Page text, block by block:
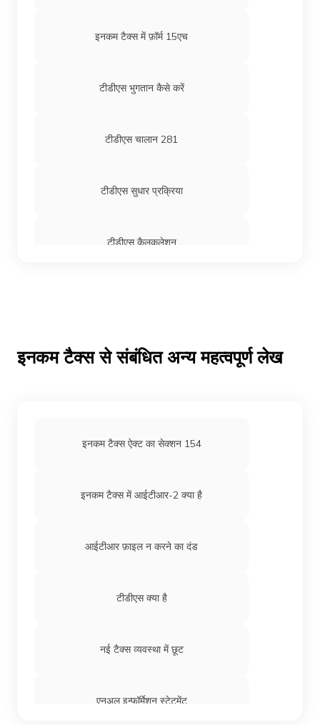
इनकम टैक्स में फ़ॉर्म 15एच
टीडीएस भुगतान कैसे करें
टीडीएस चालान 281
टीडीएस सुधार प्रक्रिया
टीडीएस कैलकुलेशन
फ़ॉर्म 16B क्या है
इनकम टैक्स से संबंधित अन्य महत्वपूर्ण लेख
इनकम टैक्स ऐक्ट का सेक्शन 154
इनकम टैक्स में आईटीआर-2 क्या है
आईटीआर फ़ाइल न करने का दंड
टीडीएस क्या है
नई टैक्स व्यवस्था में छूट
एनुअल इन्फॉर्मेशन स्टेटमेंट